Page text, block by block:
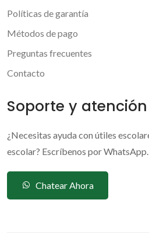
Políticas de garantía
Métodos de pago
Preguntas frecuentes
Contacto
Soporte y atención
¿Necesitas ayuda con útiles
escolar? Escríbenos por WhatsApp.
Chatear Ahora